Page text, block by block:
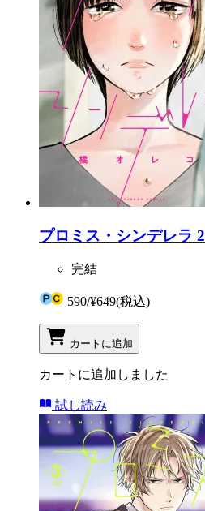
プロミス・シンデレラ 2
完結
590/¥649(税込)
カートに追加
カートに追加しました
試し読み